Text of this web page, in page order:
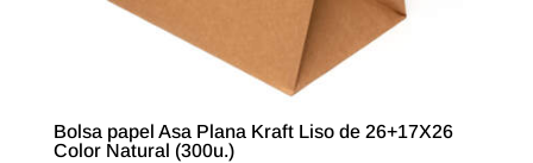
Bolsa papel Asa Plana Kraft Liso de 26+17X26
Color Natural (300u.)